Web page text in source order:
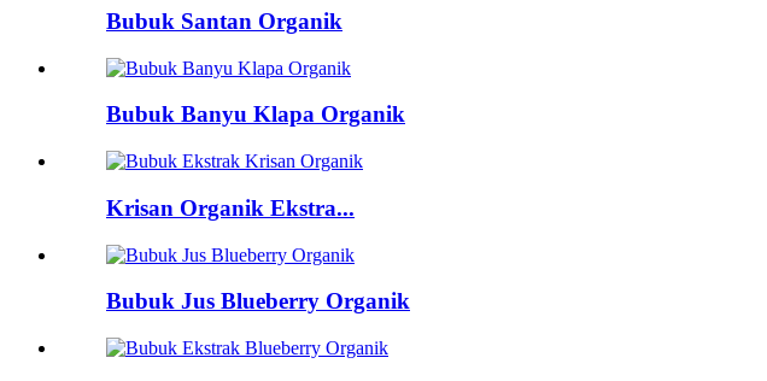
Bubuk Santan Organik
Bubuk Banyu Klapa Organik
Krisan Organik Ekstra...
Bubuk Jus Blueberry Organik